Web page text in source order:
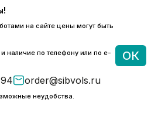
на сайте цены могут быть
наличие по телефону или по e-
order@sibvols.ru
неудобства.
ОК